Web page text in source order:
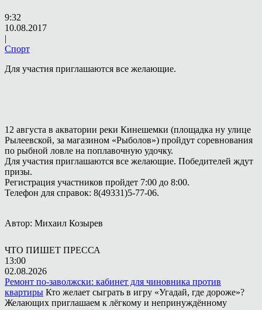
9:32
10.08.2017
|
Спорт
Для участия приглашаются все желающие.
12 августа в акватории реки Кинешемки (площадка ну улице
Рылеевской, за магазином «Рыболов») пройдут соревнования
по рыбной ловле на поплавочную удочку.
Для участия приглашаются все желающие. Победителей ждут
призы.
Регистрация участников пройдет 7:00 до 8:00.
Телефон для справок: 8(49331)5-77-06.
Автор: Михаил Козырев
ЧТО ПИШЕТ ПРЕССА
13:00
02.08.2026
Ремонт по-заволжски: кабинет для чиновника против
квартиры Кто желает сыграть в игру «Угадай, где дороже»?
Желающих приглашаем к лёгкому и непринуждённому